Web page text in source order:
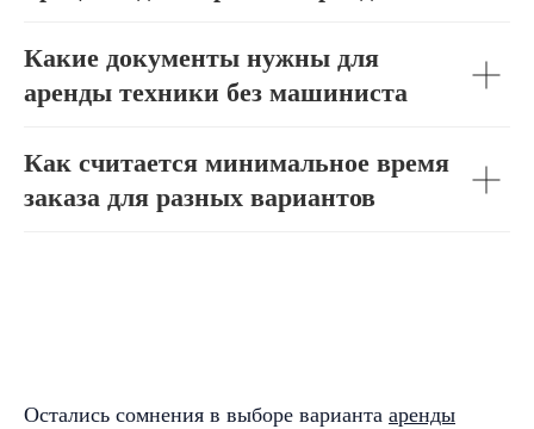
Какие документы нужны для
аренды техники без машиниста
Как считается минимальное время
заказа для разных вариантов
Остались сомнения в выборе варианта аренды